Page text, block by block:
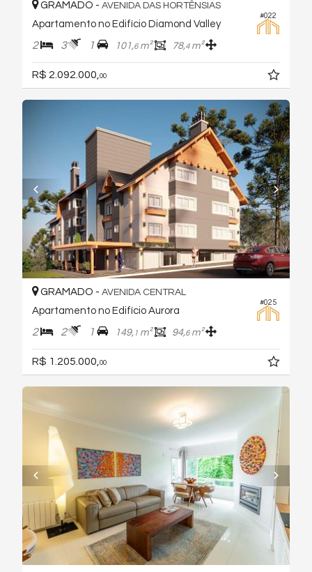
#022
GRAMADO - AVENIDA DAS HORTÊNSIAS
Apartamento no Edifício Diamond Valley
2 3 1 101,6m² 78,4m²
R$ 2.092.000,00
#025
GRAMADO - AVENIDA CENTRAL
Apartamento no Edifício Aurora
2 2 1 149, 1 m² 94,6m²
R$ 1.205.000, 00